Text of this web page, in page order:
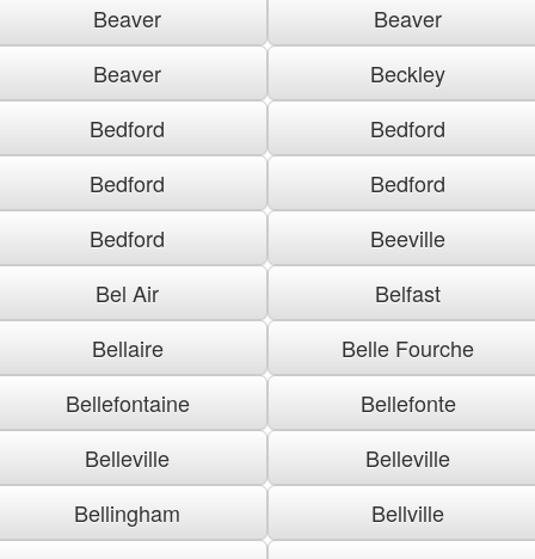
Beaver
Beaver
Beaver
Beckley
Bedford
Bedford
Bedford
Bedford
Bedford
Beeville
Bel Air
Belfast
Bellaire
Belle Fourche
Bellefontaine
Bellefonte
Belleville
Belleville
Bellingham
Bellville